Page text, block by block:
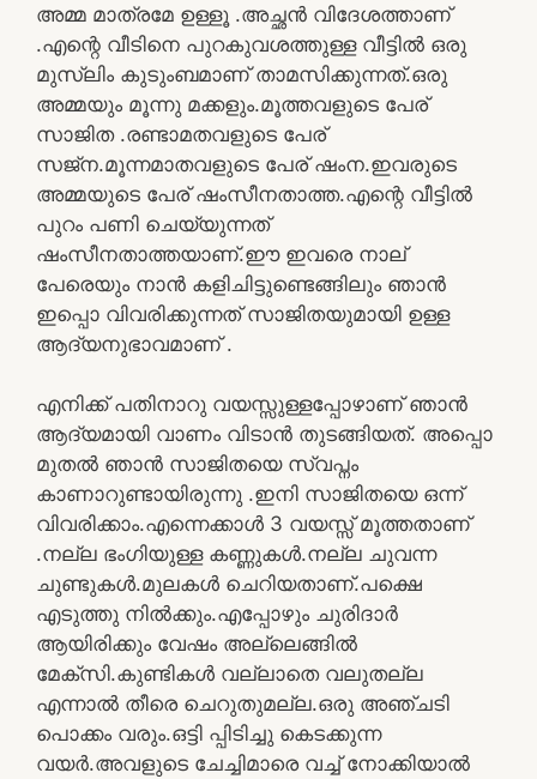
അമ്മ മാത്രമേ ഉള്ളൂ .അച്ഛന്‍ വിദേശത്താണ്
.എന്റെ വീടിനെ പുറകുവശത്തുള്ള വീട്ടില്‍ ഒരു
മുസ്ലിം കുടുംബമാണ് താമസിക്കുന്നത്.ഒരു
അമ്മയും മൂന്നു മക്കളും.മൂത്തവളുടെ പേര്
സാജിത .രണ്ടാമതവളുടെ പേര്
സജ്ന.മൂന്നമാതവളുടെ പേര് ഷംന.ഇവരുടെ
അമ്മയുടെ പേര് ഷംസീനതാത്ത.എന്റെ വീട്ടില്‍
പുറം പണി ചെയ്യുന്നത്
ഷംസീനതാത്തയാണ്.ഈ ഇവരെ നാല്
പേരെയും നാന്‍ കളിചിട്ടുണ്ടെങ്ങിലും ഞാന്‍
ഇപ്പൊ വിവരിക്കുന്നത് സാജിതയുമായി ഉള്ള
ആദ്യനുഭാവമാണ് .
എനിക്ക് പതിനാറു വയസ്സുള്ളപ്പോഴാണ് ഞാന്‍
ആദ്യമായി വാണം വിടാന്‍ തുടങ്ങിയത്. അപ്പൊ
മുതല്‍ ഞാന്‍ സാജിതയെ സ്വപ്നം
കാണാറുണ്ടായിരുന്നു .ഇനി സാജിതയെ ഒന്ന്
വിവരിക്കാം.എന്നെക്കാള്‍ 3 വയസ്സ് മൂത്തതാണ്
.നല്ല ഭംഗിയുള്ള കണ്ണുകള്‍.നല്ല ചുവന്ന
ചുണ്ടുകള്‍.മുലകള്‍ ചെറിയതാണ്.പക്ഷെ
എടുത്തു നില്‍ക്കും.എപ്പോഴും ചുരിദാര്‍
ആയിരിക്കും വേഷം അല്ലെങ്ങില്‍
മേക്സി.കുണ്ടികള്‍ വല്ലാതെ വലുതല്ല
എന്നാല്‍ തീരെ ചെറുതുമല്ല.ഒരു അഞ്ചടി
പൊക്കം വരും.ഒട്ടി പ്പിടിച്ചു കെടക്കുന്ന
വയര്‍.അവളുടെ ചേച്ചിമാരെ വച്ച് നോക്കിയാല്‍